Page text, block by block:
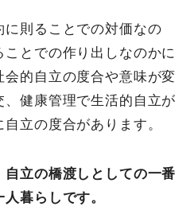
則ることでの対価なの
とでの作り出しなのかに
的自立の度合や意味が変
健康管理で生活的自立が
立の度合があります。
立の橋渡しとしての一番
暮らしです。